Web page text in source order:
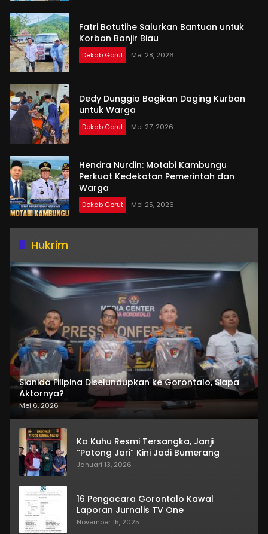
Fatri Botutihe Salurkan Bantuan untuk
Korban Banjir Biau
Dekab Gorut Mei 28, 2026
Dedy Dunggio Bagikan Daging Kurban
untuk Warga
Dekab Gorut Mei 27, 2026
Hendra Nurdin: Motabi Kambungu
Perkuat Kedekatan Pemerintah dan
Warga
Dekab Gorut Mei 25, 2026
Hukrim
Sianida Filipina Diselundupkan ke Gorontalo, Siapa
Aktornya?
Mei 6, 2026
Ka Kuhu Resmi Tersangka, Janji
“Potong Jari” Kini Jadi Bumerang
Januari 13, 2026
16 Pengacara Gorontalo Kawal
Laporan Jurnalis TV One
November 15, 2025